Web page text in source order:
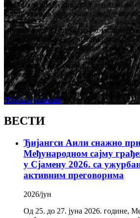
Аилина основна вредност је неговање
купца, понуда обострано корисне
Организациона структура компаније
професионалним одељењима за
техничким одељењима, одељењем за
одељењем продаје које ради 24 сата
постпродају, искусним радницима.
о томе шта купци мисле, пружајући
тако да можете куповати без икаквих
Прочитајте више
ВЕСТИ
Ђијангси Аили снажно
Међународном сајму
у Сјамену 2026. са
активним преговорима
2026/јун
Од 25. до 27. јуна 2026. године,